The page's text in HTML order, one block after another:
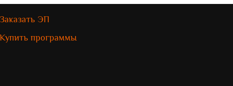
Заказать ЭП
Купить программы